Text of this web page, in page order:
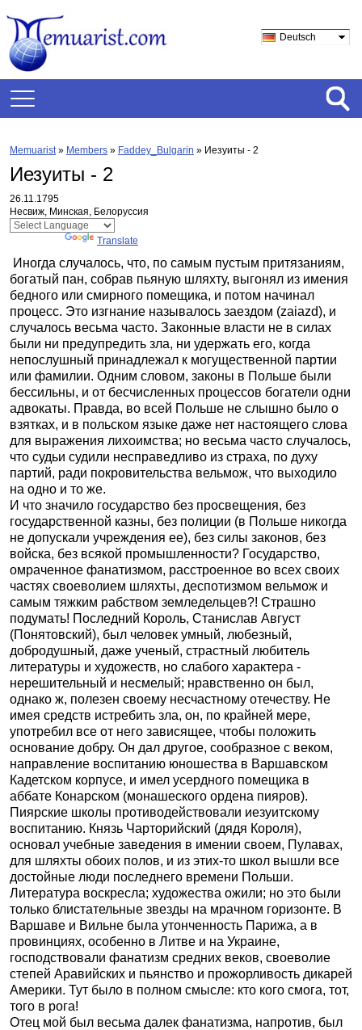
Deutsch
Memuarist» Members » Faddey_Bulgarin » Иезуиты - 2
Иезуиты - 2
26.11.1795
Несвиж, Минская, Белоруссия
Translate
Иногда случалось, что, по самым пустым притязаниям,
богатый пан, собрав пьяную шляхту, выгонял из имения
бедного или смирного помещика, и потом начинал
процесс. Это изгнание называлось заездом (zaiazd), и
случалось весьма часто. Законные власти не в силах
были ни предупредить зла, ни удержать его, когда
непослушный принадлежал к могущественной партии
или фамилии. Одним словом, законы в Польше были
бессильны, и от бесчисленных процессов богатели одни
адвокаты. Правда, во всей Польше не слышно было о
взятках, и в польском языке даже нет настоящего слова
для выражения лихоимства; но весьма часто случалось,
что судьи судили несправедливо из страха, по духу
партий, ради покровительства вельмож, что выходило
на одно и то же.
И что значило государство без просвещения, без
государственной казны, без полиции (в Польше никогда
не допускали учреждения ее), без силы законов, без
войска, без всякой промышленности? Государство,
омраченное фанатизмом, расстроенное во всех своих
частях своеволием шляхты, деспотизмом вельмож и
самым тяжким рабством земледельцев?! Страшно
подумать! Последний Король, Станислав Август
(Понятовский), был человек умный, любезный,
добродушный, даже ученый, страстный любитель
литературы и художеств, но слабого характера -
нерешительный и несмелый; нравственно он был,
однако ж, полезен своему несчастному отечеству. Не
имея средств истребить зла, он, по крайней мере,
употребил все от него зависящее, чтобы положить
основание добру. Он дал другое, сообразное с веком,
направление воспитанию юношества в Варшавском
Кадетском корпусе, и имел усердного помещика в
аббате Конарском (монашеского ордена пияров).
Пиярские школы противодействовали иезуитскому
воспитанию. Князь Чарторийский (дядя Короля),
основал учебные заведения в имении своем, Пулавах,
для шляхты обоих полов, и из этих-то школ вышли все
достойные люди последнего времени Польши.
Литература воскресла; художества ожили; но это были
только блистательные звезды на мрачном горизонте. В
Варшаве и Вильне была утонченность Парижа, а в
провинциях, особенно в Литве и на Украине,
господствовали фанатизм средних веков, своеволие
степей Аравийских и пьянство и прожорливость дикарей
Америки. Тут было в полном смысле: кто кого смога, тот,
того в рога!
Отец мой был весьма далек фанатизма, напротив, был